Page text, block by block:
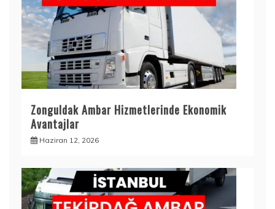
Zonguldak Ambar Hizmetlerinde Ekonomik
Avantajlar
Haziran 12, 2026